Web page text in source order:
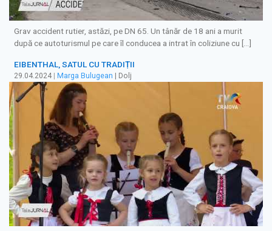
Grav accident rutier, astăzi, pe DN 65. Un tânăr de 18 ani a murit
după ce autoturismul pe care îl conducea a intrat în coliziune cu […]
EIBENTHAL, SATUL CU TRADIȚII
29.04.2024 | Marga Bulugean | Dolj